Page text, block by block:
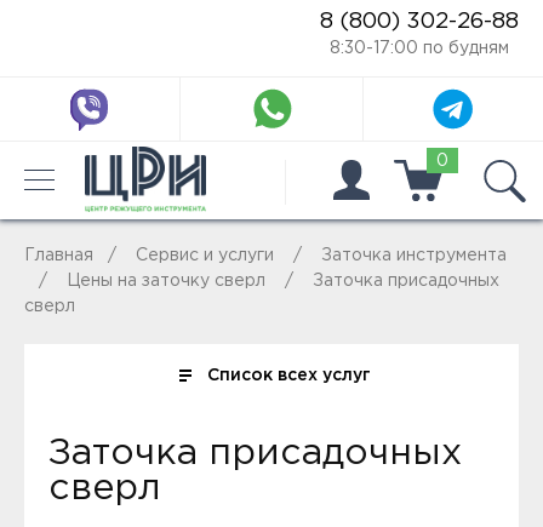
8 (800) 302-26-88
8:30-17:00 по будням
0
Главная Сервис и услуги
Заточка инструмента
Цены на заточку сверл
Заточка присадочных
сверл
Список всех услуг
Заточка присадочных
сверл